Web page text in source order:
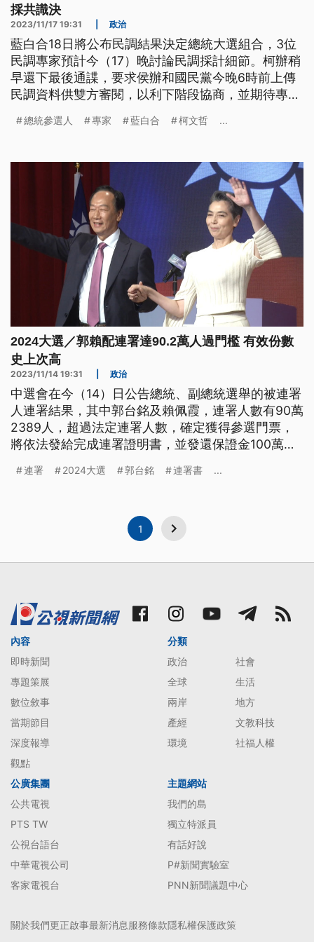
採共識決
2023/11/17 19:31 政治
藍白合18日將公布民調結果決定總統大選組合，3位
民調專家預計今（17）晚討論民調採計細節。柯辦稍
早還下最後通諜，要求侯辦和國民黨今晚6時前上傳
民調資料供雙方審閱，以利下階段協商，並期待專家
由專家共同決定。民進黨賴清德今日在廟口宣講，提
灣，批評在野黨用戰爭恐嚇人民。
總統參選人 專家 藍白合 柯文哲 ...
2024大選／郭賴配連署達90.2萬人過門檻 有效份數
史上次高
2023/11/14 19:31 政治
中選會在今（14）日公告總統、副總統選舉的被連署
人連署結果，其中郭台銘及賴佩霞，連署人數有90萬
2389人，超過法定連署人數，確定獲得參選門票，
將依法發給完成連署證明書，並發還保證金100萬
分之一，因此保證金依法不發還。
連署 2024大選 郭台銘 連署書 ...
1
內容
即時新聞
專題策展
數位敘事
當期節目
深度報導
觀點
分類
政治
社會
全球
生活
兩岸
地方
產經
文教科技
環境
社福人權
公廣集團
公共電視
PTS TW
公視台語台
中華電視公司
客家電視台
主題網站
我們的島
獨立特派員
有話好說
P#新聞實驗室
PNN新聞議題中心
關於我們更正啟事最新消息服務條款隱私權保護政策